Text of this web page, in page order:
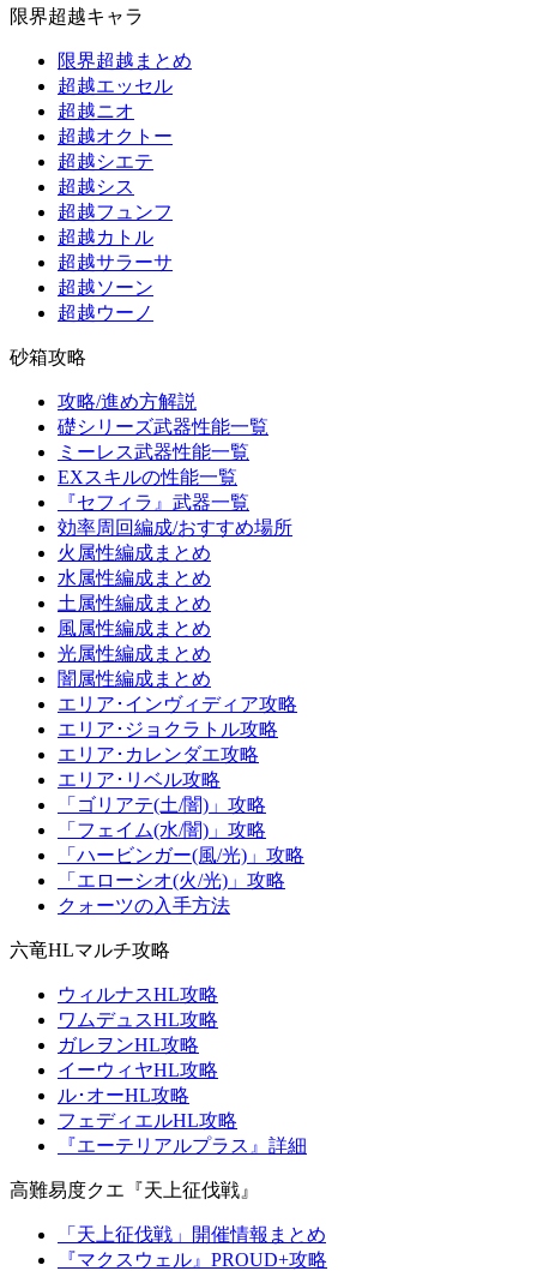
限界超越キャラ
限界超越まとめ
超越エッセル
超越ニオ
超越オクトー
超越シエテ
超越シス
超越フュンフ
超越カトル
超越サラーサ
超越ソーン
超越ウーノ
砂箱攻略
攻略/進め方解説
礎シリーズ武器性能一覧
ミーレス武器性能一覧
EXスキルの性能一覧
『セフィラ』武器一覧
効率周回編成/おすすめ場所
火属性編成まとめ
水属性編成まとめ
土属性編成まとめ
風属性編成まとめ
光属性編成まとめ
闇属性編成まとめ
エリア･インヴィディア攻略
エリア･ジョクラトル攻略
エリア･カレンダエ攻略
エリア･リベル攻略
「ゴリアテ(土/闇)」攻略
「フェイム(水/闇)」攻略
「ハービンガー(風/光)」攻略
「エローシオ(火/光)」攻略
クォーツの入手方法
六竜HLマルチ攻略
ウィルナスHL攻略
ワムデュスHL攻略
ガレヲンHL攻略
イーウィヤHL攻略
ル･オーHL攻略
フェディエルHL攻略
『エーテリアルプラス』詳細
高難易度クエ『天上征伐戦』
「天上征伐戦」開催情報まとめ
『マクスウェル』PROUD+攻略